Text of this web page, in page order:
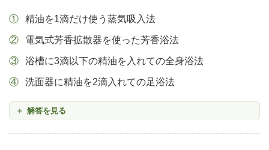
精油を1滴だけ使う蒸気吸入法
電気式芳香拡散器を使った芳香浴法
浴槽に3滴以下の精油を入れての全身浴法
洗面器に精油を2滴入れての足浴法
解答を見る